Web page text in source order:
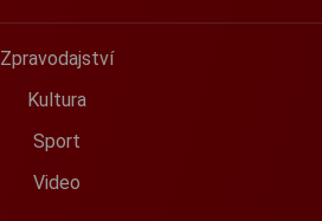
Zpravodajství
Kultura
Sport
Video